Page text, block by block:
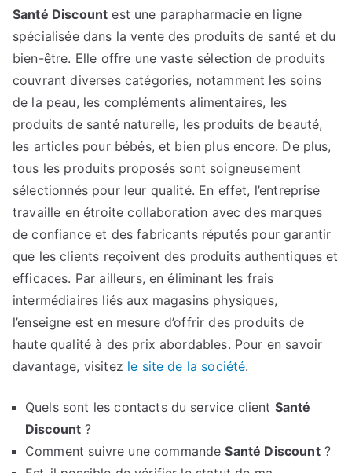
Santé Discount est une parapharmacie en ligne
spécialisée dans la vente des produits de santé et du
bien-être. Elle offre une vaste sélection de produits
couvrant diverses catégories, notamment les soins
de la peau, les compléments alimentaires, les
produits de santé naturelle, les produits de beauté,
les articles pour bébés, et bien plus encore. De plus,
tous les produits proposés sont soigneusement
sélectionnés pour leur qualité. En effet, l’entreprise
travaille en étroite collaboration avec des marques
de confiance et des fabricants réputés pour garantir
que les clients reçoivent des produits authentiques et
efficaces. Par ailleurs, en éliminant les frais
intermédiaires liés aux magasins physiques,
l’enseigne est en mesure d’offrir des produits de
haute qualité à des prix abordables. Pour en savoir
davantage, visitez le site de la société.
Quels sont les contacts du service client Santé
Discount ?
Comment suivre une commandeSanté Discount?